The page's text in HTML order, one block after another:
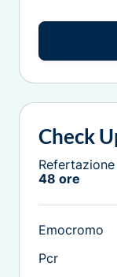
Check
Refertazione
48 ore
Emocromo
Pcr